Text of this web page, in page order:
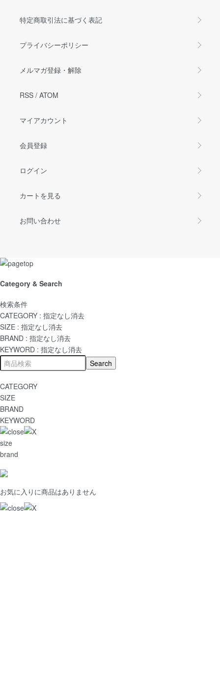
特定商取引法に基づく表記
プライバシーポリシー
メルマガ登録・解除
RSS / ATOM
マイアカウント
会員登録
ログイン
カートを見る
お問い合わせ
Category & Search
検索条件
CATEGORY : 指定なし消去
SIZE : 指定なし消去
BRAND : 指定なし消去
KEYWORD : 指定なし消去
CATEGORY
SIZE
BRAND
KEYWORD
size
brand
お気に入りに商品はありません